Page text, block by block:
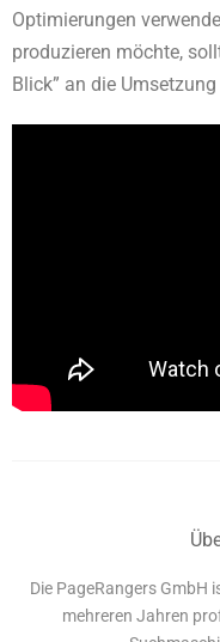
Optimierungen
produzieren möchte,
Blick” an die Umsetzung
Die PageRangers GmbH
mehreren Jahren